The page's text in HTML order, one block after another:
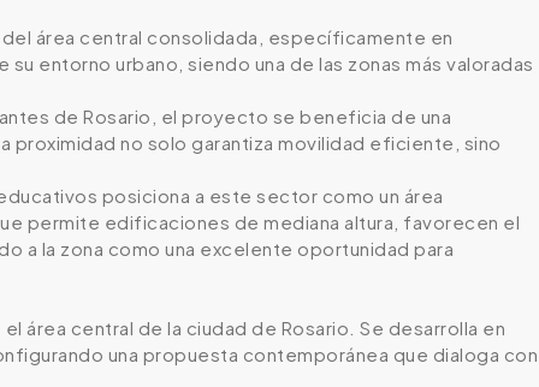
área central consolidada, específicamente en
entorno urbano, siendo una de las zonas más valoradas
de Rosario, el proyecto se beneficia de una
no solo garantiza movilidad eficiente, sino
posiciona a este sector como un área
permite edificaciones de mediana altura, favorecen el
a la zona como una excelente oportunidad para
área central de la ciudad de Rosario. Se desarrolla en
una propuesta contemporánea que dialoga con